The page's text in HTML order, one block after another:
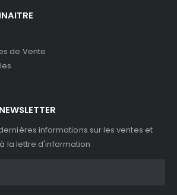
de Vente
informations sur les ventes et
la lettre d'information :